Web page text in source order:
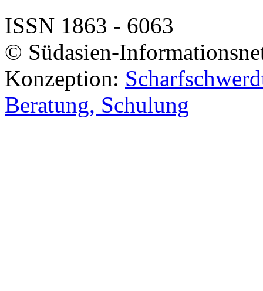
ISSN 1863 - 6063
© Südasien-
Konzeption:
Beratung, Schulung